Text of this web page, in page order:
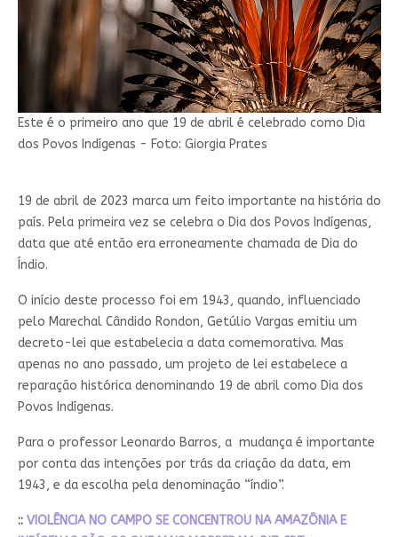
Este é o primeiro ano que 19 de abril é celebrado como Dia
dos Povos Indígenas - Foto: Giorgia Prates
19 de abril de 2023 marca um feito importante na história do
país. Pela primeira vez se celebra o Dia dos Povos Indígenas,
data que até então era erroneamente chamada de Dia do
Índio.
O início deste processo foi em 1943, quando, influenciado
pelo Marechal Cândido Rondon, Getúlio Vargas emitiu um
decreto-lei que estabelecia a data comemorativa. Mas
apenas no ano passado, um projeto de lei estabelece a
reparação histórica denominando 19 de abril como Dia dos
Povos Indígenas.
Para o professor Leonardo Barros, a mudança é importante
por conta das intenções por trás da criação da data, em
1943, e da escolha pela denominação “índio”.
:: VIOLÊNCIA NO CAMPO SE CONCENTROU NA AMAZÔNIA E